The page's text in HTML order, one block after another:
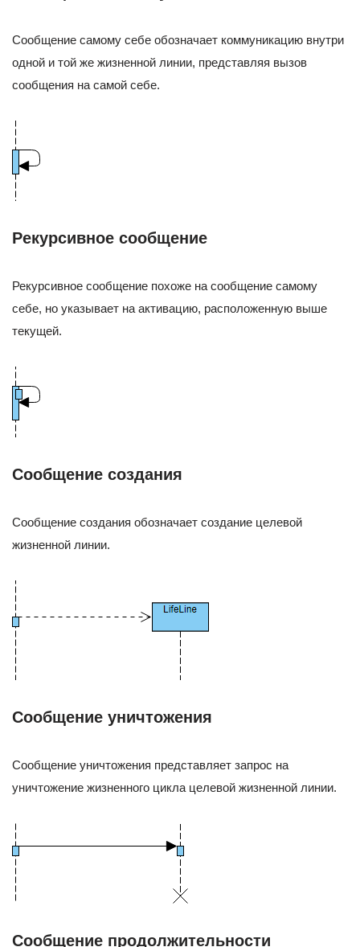
Сообщение самому себе обозначает коммуникацию внутри
одной и той же жизненной линии, представляя вызов
сообщения на самой себе.
Рекурсивное сообщение
Рекурсивное сообщение похоже на сообщение самому
себе, но указывает на активацию, расположенную выше
текущей.
Сообщение создания
Сообщение создания обозначает создание целевой
жизненной линии.
Сообщение уничтожения
Сообщение уничтожения представляет запрос на
уничтожение жизненного цикла целевой жизненной линии.
Сообщение продолжительности